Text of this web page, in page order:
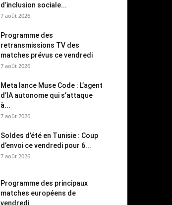
d’inclusion sociale...
7 août 2026
Programme des
retransmissions TV des
matches prévus ce vendredi
7 août 2026
Meta lance Muse Code : L’agent
d’IA autonome qui s’attaque
à...
7 août 2026
Soldes d’été en Tunisie : Coup
d’envoi ce vendredi pour 6...
7 août 2026
Programme des principaux
matches européens de
vendredi